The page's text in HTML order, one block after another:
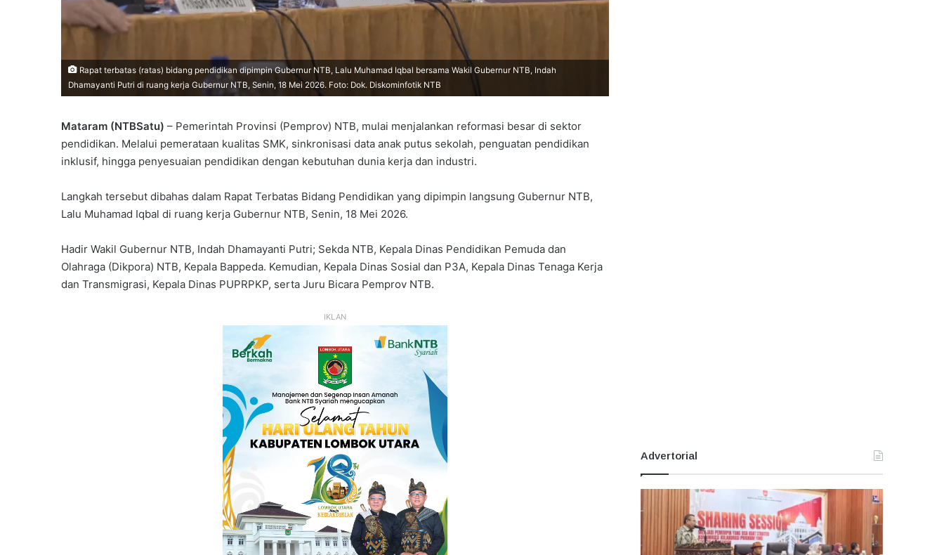
Rapat terbatas (ratas) bidang pendidikan dipimpin Gubernur NTB, Lalu Muhamad Iqbal bersama Wakil Gubernur NTB, Indah
Dhamayanti Putri di ruang kerja Gubernur NTB, Senin, 18 Mei 2026. Foto: Dok. Diskominfotik NTB
Mataram (NTBSatu) – Pemerintah Provinsi (Pemprov) NTB, mulai menjalankan reformasi besar di sektor
pendidikan. Melalui pemerataan kualitas SMK, sinkronisasi data anak putus sekolah, penguatan pendidikan
inklusif, hingga penyesuaian pendidikan dengan kebutuhan dunia kerja dan industri.
Langkah tersebut dibahas dalam Rapat Terbatas Bidang Pendidikan yang dipimpin langsung Gubernur NTB,
Lalu Muhamad Iqbal di ruang kerja Gubernur NTB, Senin, 18 Mei 2026.
Hadir Wakil Gubernur NTB, Indah Dhamayanti Putri; Sekda NTB, Kepala Dinas Pendidikan Pemuda dan
Olahraga (Dikpora) NTB, Kepala Bappeda. Kemudian, Kepala Dinas Sosial dan P3A, Kepala Dinas Tenaga Kerja
dan Transmigrasi, Kepala Dinas PUPRPKP, serta Juru Bicara Pemprov NTB.
IKLAN
Advertorial